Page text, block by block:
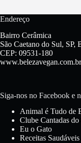
Endereço
Bairro Cerâmica
São Caetano do Sul, SP,
CEP: 09531-180
www.belezavegan.com.br
Siga-nos no Facebook e
Animal é Tudo de
Clube Cantadas do
Eu o Gato
Receitas Saudáveis